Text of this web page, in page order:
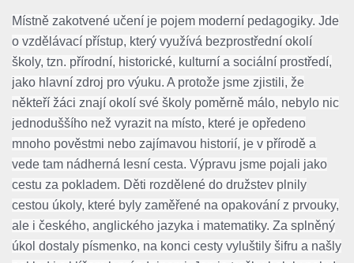
Místně zakotvené učení je pojem moderní pedagogiky. Jde
o vzdělávací přístup, který využívá bezprostřední okolí
školy, tzn. přírodní, historické, kulturní a sociální prostředí,
jako hlavní zdroj pro výuku. A protože jsme zjistili, že
někteří žáci znají okolí své školy poměrně málo, nebylo nic
jednoduššího než vyrazit na místo, které je opředeno
mnoho pověstmi nebo zajímavou historií, je v přírodě a
vede tam nádherná lesní cesta. Výpravu jsme pojali jako
cestu za pokladem. Děti rozdělené do družstev plnily
cestou úkoly, které byly zaměřené na opakování z prvouky,
ale i českého, anglického jazyka i matematiky. Za splněný
úkol dostaly písmenko, na konci cesty vyluštily šifru a našly